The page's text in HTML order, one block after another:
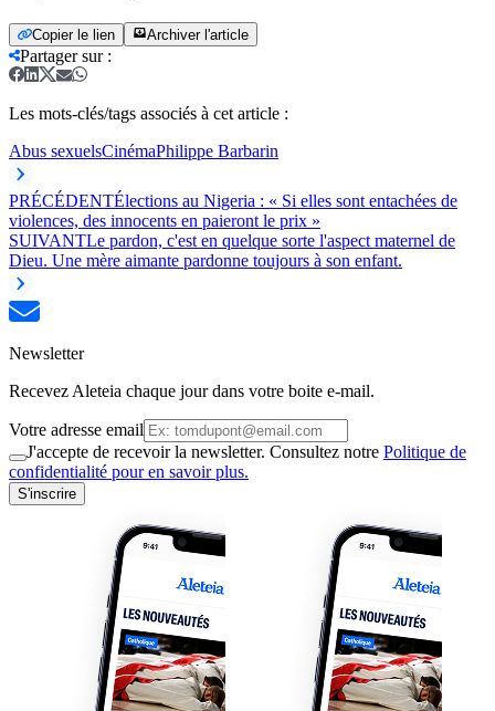
Copier le lien Archiver l'article
Partager sur:
Les mots-clés/tags associés à cet article :
Abus sexuelsCinémaPhilippe Barbarin
PRÉCÉDENTÉlections au Nigeria : « Si elles sont entachées de
violences, des innocents en paieront le prix »
SUIVANTLe pardon, c'est en quelque sorte l'aspect maternel de
Dieu. Une mère aimante pardonne toujours à son enfant.
Newsletter
Recevez Aleteia chaque jour dans votre boite e-mail.
Votre adresse email
J'accepte de recevoir la newsletter. Consultez notre Politique de
confidentialité pour en savoir plus.
S'inscrire